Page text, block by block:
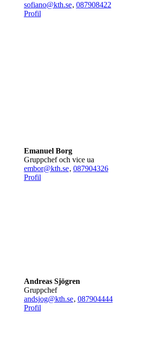
sofiano@kth.se, 087908422
Profil
Emanuel Borg
gruppchef och vice ua
embor@kth.se, 087904326
Profil
Andreas Sjögren
gruppchef
andsjog@kth.se, 087904444
Profil